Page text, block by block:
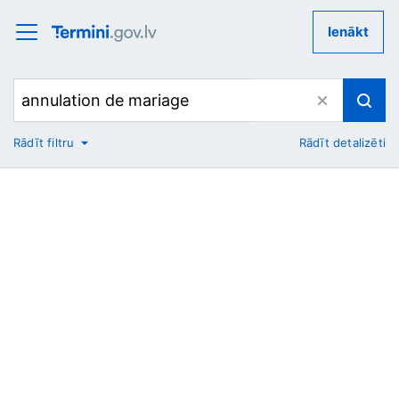
Ienākt
No
Rādīt filtru Rādīt detalizēti